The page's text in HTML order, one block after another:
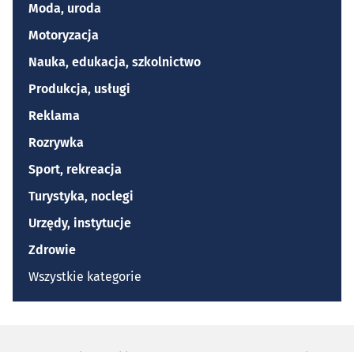
Moda, uroda
Motoryzacja
Nauka, edukacja, szkolnictwo
Produkcja, usługi
Reklama
Rozrywka
Sport, rekreacja
Turystyka, noclegi
Urzędy, instytucje
Zdrowie
Wszystkie kategorie